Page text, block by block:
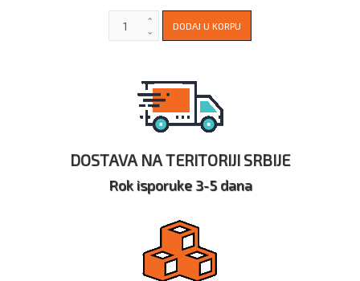
DOSTAVA NA TERITORIJI SRBIJE
Rok isporuke 3-5 dana